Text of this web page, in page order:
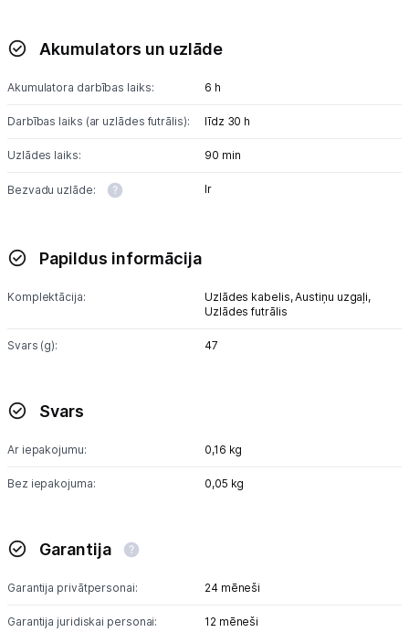
Akumulators un uzlāde
Akumulatora darbības laiks: 6 h
Darbības laiks (ar uzlādes futrālis): līdz 30 h
Uzlādes laiks: 90 min
Bezvadu uzlāde: Ir
Papildus informācija
Komplektācija: Uzlādes kabelis,Austiņu uzgaļi,
Uzlādes futrālis
Svars (g): 47
Svars
Ar iepakojumu: 0,16 kg
Bez iepakojuma: 0,05 kg
Garantija
Garantija privātpersonai: 24 mēneši
Garantija juridiskai personai: 12 mēneši